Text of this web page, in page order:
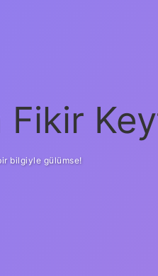
Fikir
bilgiyle gülümse!